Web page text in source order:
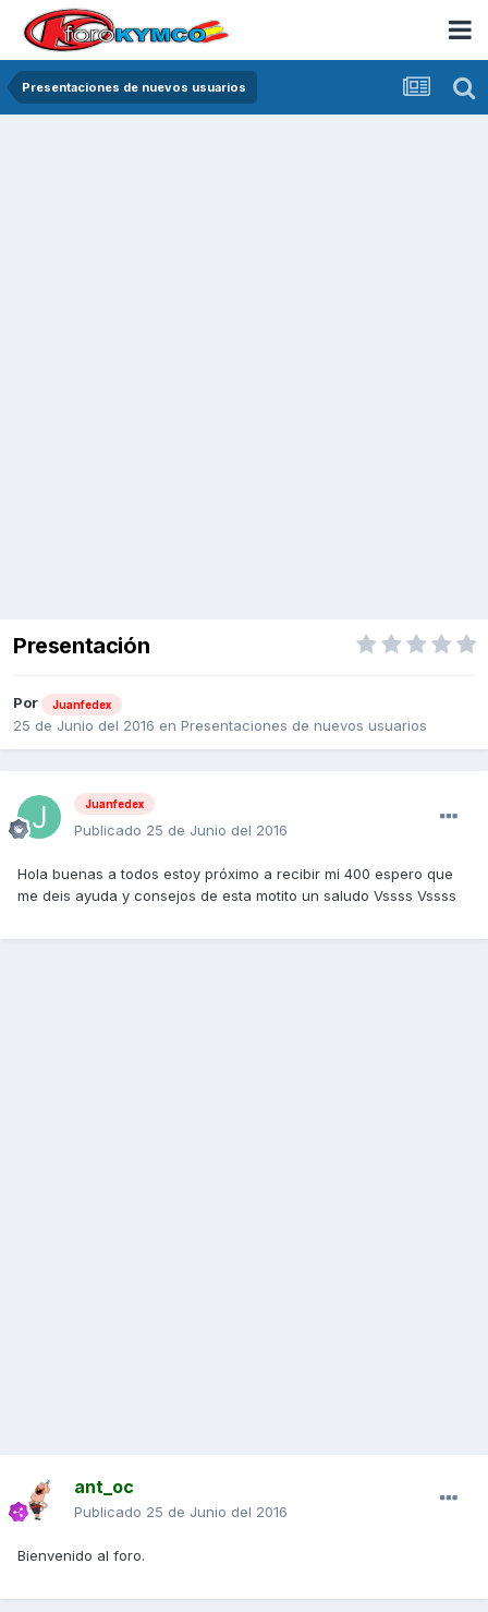
Presentaciones de nuevos usuarios
Presentación
Por Juanfedex
25 de Junio del 2016 en Presentaciones de nuevos usuarios
Juanfedex
Publicado 25 de Junio del 2016
Hola buenas a todos estoy próximo a recibir mi 400 espero que
me deis ayuda y consejos de esta motito un saludo Vssss Vssss
ant_oc
Publicado 25 de Junio del 2016
Bienvenido al foro.